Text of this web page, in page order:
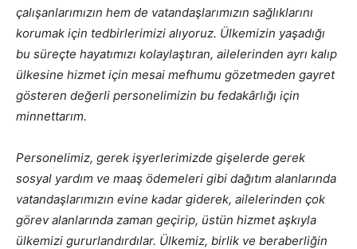
çalışanlarımızın hem de vatandaşlarımızın sağlıklarını
korumak için tedbirlerimizi alıyoruz. Ülkemizin yaşadığı
bu süreçte hayatımızı kolaylaştıran, ailelerinden ayrı kalıp
ülkesine hizmet için mesai mefhumu gözetmeden gayret
gösteren değerli personelimizin bu fedakârlığı için
minnettarım.
Personelimiz, gerek işyerlerimizde gişelerde gerek
sosyal yardım ve maaş ödemeleri gibi dağıtım alanlarında
vatandaşlarımızın evine kadar giderek, ailelerinden çok
görev alanlarında zaman geçirip, üstün hizmet aşkıyla
ülkemizi gururlandırdılar. Ülkemiz, birlik ve beraberliğin